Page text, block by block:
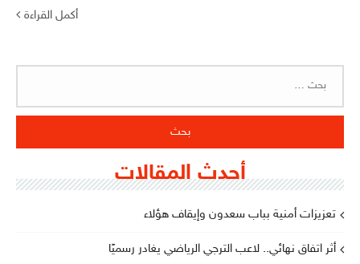
أكمل القراءة
أحدث المقالات
تعزيزات أمنية بباب سعدون وإيقاف هؤلاء
أثر اتفاق نهائي.. لاعب الترجي الرياضي يغادر رسميًا